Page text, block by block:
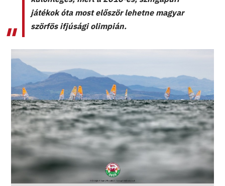
játékok óta most először lehetne magyar
szörfös ifjúsági olimpián.